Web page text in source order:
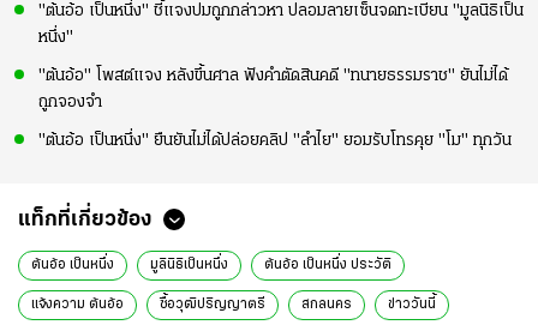
"ต้นอ้อ เป็นหนึ่ง" ชี้แจงปมถูกกล่าวหา ปลอมลายเซ็นจดทะเบียน "มูลนิธิเป็น
หนึ่ง"
"ต้นอ้อ" โพสต์แจง หลังขึ้นศาล ฟังคำตัดสินคดี "ทนายธรรมราช" ยันไม่ได้
ถูกจองจำ
"ต้นอ้อ เป็นหนึ่ง" ยืนยันไม่ได้ปล่อยคลิป "ลำไย" ยอมรับโทรคุย "โม" ทุกวัน
แท็กที่เกี่ยวข้อง
ต้นอ้อ เป็นหนึ่ง มูลินิธิเป็นหนึ่ง ต้นอ้อ เป็นหนึ่ง ประวัติ
แจ้งความ ต้นอ้อ ซื้อวุฒิปริญญาตรี สกลนคร ข่าววันนี้